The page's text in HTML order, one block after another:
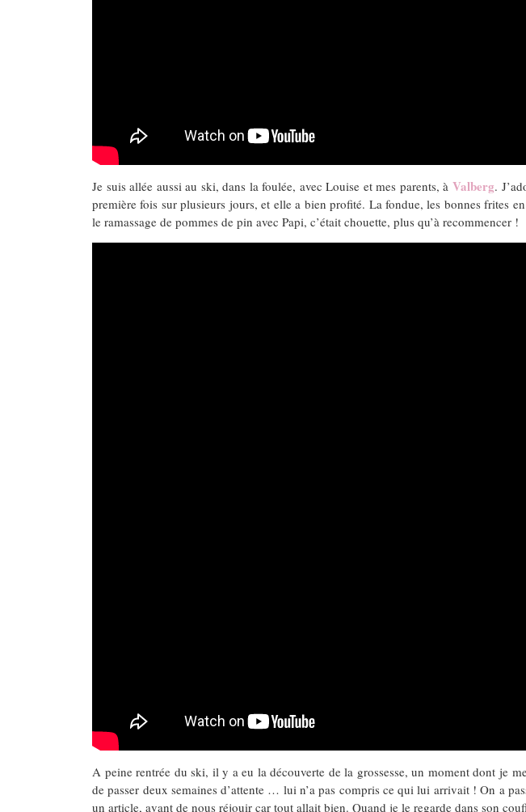
Je suis allée aussi au ski, dans la foulée, avec Louise et mes parents, à Valberg.
première fois sur plusieurs jours, et elle a bien profité. La fondue, les bonnes frites
le ramassage de pommes de pin avec Papi, c’était chouette, plus qu’à recommencer !
A peine rentrée du ski, il y a eu la découverte de la grossesse, un moment dont je
de passer deux semaines d’attente … lui n’a pas compris ce qui lui arrivait ! On a
un article, avant de nous réjouir car tout allait bien. Quand je le regarde dans son